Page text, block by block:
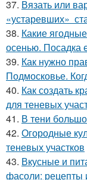
37. Вязать или
«устаревших»
38. Какие
осенью. Посадка
39. Как нужно
Подмосковье.
40. Как создать
для теневых
41. В тени
42. Огородные
теневых участков
43. Вкусные и
фасоли: рецепты